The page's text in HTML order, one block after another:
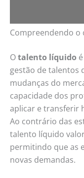
Compreendendo
Otalento líquido
gestão de talentos
mudanças do
capacidade dos
aplicar e transferir
Ao contrário das
talento líquido
permitindo que as
novas demandas.